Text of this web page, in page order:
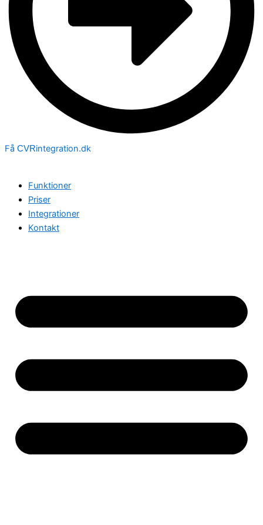
Få CVRintegration.dk
Funktioner
Priser
Integrationer
Kontakt